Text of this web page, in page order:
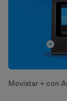
Movistar + con